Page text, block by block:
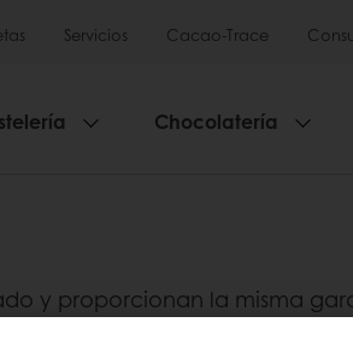
Servicios Cacao-Trace
Chocolatería
y proporcionan la misma